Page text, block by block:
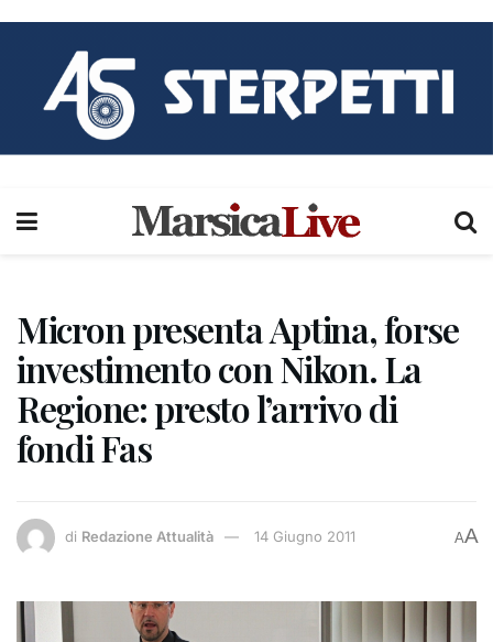
Micron presenta Aptina, forse
investimento con Nikon. La
Regione: presto l’arrivo di
fondi Fas
di Redazione Attualità 14 Giugno 2011 AA